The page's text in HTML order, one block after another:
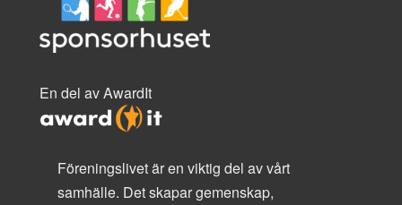
En del av AwardIt
Föreningslivet är en viktig del av vårt
samhälle. Det skapar gemenskap,